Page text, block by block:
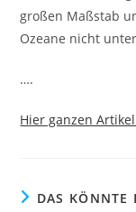
großen Maßstab
Ozeane nicht
….
Hier ganzen
DAS KÖNNTE